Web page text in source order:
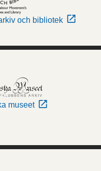
och bibliotek
museet